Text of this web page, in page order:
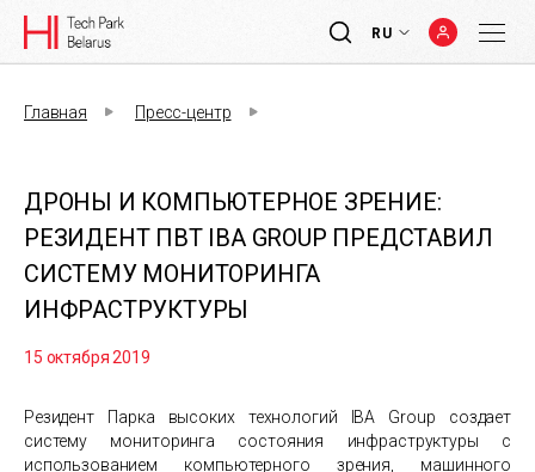
RU
Главная Пресс-центр
ДРОНЫ И КОМПЬЮТЕРНОЕ ЗРЕНИЕ:
РЕЗИДЕНТ ПВТ IBA GROUP ПРЕДСТАВИЛ
СИСТЕМУ МОНИТОРИНГА
ИНФРАСТРУКТУРЫ
15 октября 2019
Резидент Парка высоких технологий IBA Group
создает
систему мониторинга состояния инфраструктуры с
использованием компьютерного зрения, машинного